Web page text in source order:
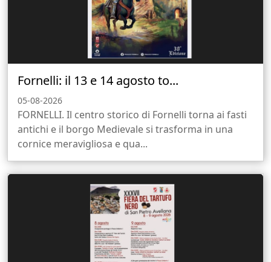
Fornelli: il 13 e 14 agosto to...
05-08-2026
FORNELLI. Il centro storico di Fornelli torna ai fasti
antichi e il borgo Medievale si trasforma in una
cornice meravigliosa e qua...